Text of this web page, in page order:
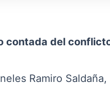
contada del
Ramiro